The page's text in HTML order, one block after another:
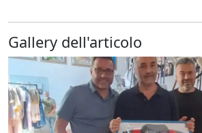
Gallery dell'articolo